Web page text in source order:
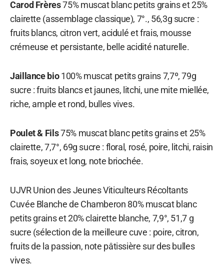
Carod Frères75% muscat blanc petits grains et 25%
clairette (assemblage classique), 7°., 56,3g sucre :
fruits blancs, citron vert, acidulé et frais, mousse
crémeuse et persistante, belle acidité naturelle.
Jaillance bio100% muscat petits grains 7,7º, 79g
sucre : fruits blancs et jaunes, litchi, une mite miellée,
riche, ample et rond, bulles vives.
Poulet & Fils75% muscat blanc petits grains et 25%
clairette, 7,7°, 69g sucre : floral, rosé, poire, litchi, raisin
frais, soyeux et long, note briochée.
UJVR Union des Jeunes Viticulteurs Récoltants
Cuvée Blanche de Chamberon 80% muscat blanc
petits grains et 20% clairette blanche, 7,9°, 51,7 g
sucre (sélection de la meilleure cuve : poire, citron,
fruits de la passion, note pâtissière sur des bulles
vives.